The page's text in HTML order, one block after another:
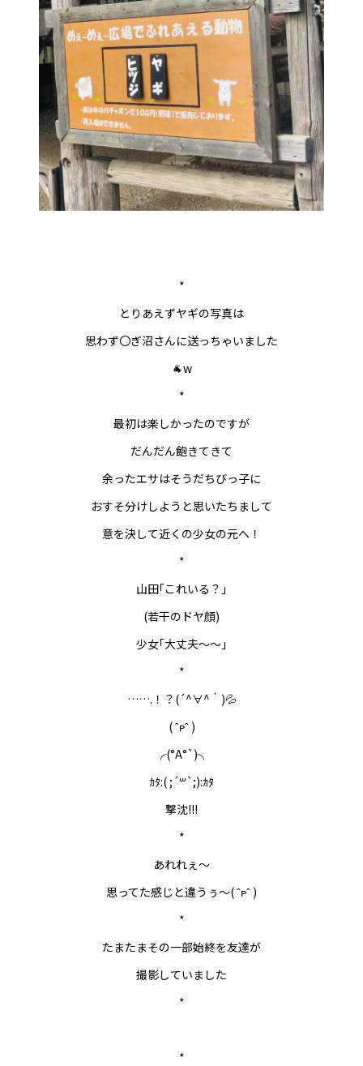
*
とりあえずヤギの写真は
思わず〇ぎ沼さんに送っちゃいました
🐐w
*
最初は楽しかったのですが
だんだん飽きてきて
余ったエサはそうだちびっ子に
おすそ分けしようと思いたちまして
意を決して近くの少女の元へ！
*
山田｢これいる？｣
(若干のドヤ顔)
少女｢大丈夫～～｣
*
…….！？(´^∀^｀)💦
( ˆᴘˆ )
╭(°A°`)╮
ｶﾀ:( ;´꒳`;):ｶﾀ
撃沈!!!
*
あれれぇ～
思ってた感じと違うぅ～( ˆᴘˆ )
*
たまたまその一部始終を友達が
撮影していました
*
*